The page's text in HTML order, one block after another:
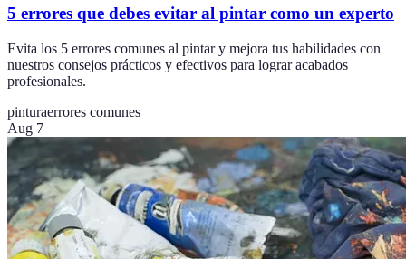
5 errores que debes evitar al pintar como un experto
Evita los 5 errores comunes al pintar y mejora tus habilidades con
nuestros consejos prácticos y efectivos para lograr acabados
profesionales.
pinturaerrores comunes
Aug 7